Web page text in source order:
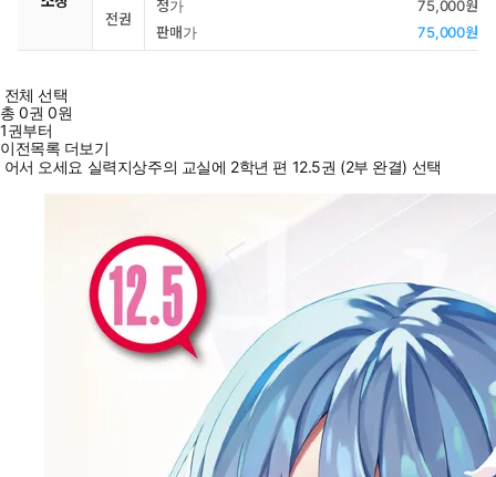
전권
정가
75,000원
판매가
75,000원
전체 선택
총0권 0원
1권부터
이전목록 더보기
어서 오세요 실력지상주의 교실에 2학년 편 12.5권 (2부 완결) 선택